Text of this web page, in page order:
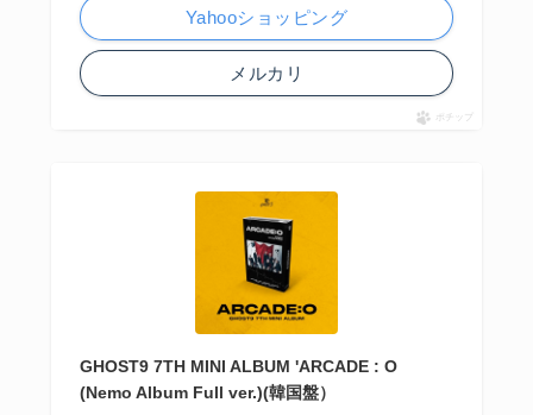
Yahooショッピング
メルカリ
ポチップ
GHOST9 7TH MINI ALBUM 'ARCADE : O
(Nemo Album Full ver.)(韓国盤）